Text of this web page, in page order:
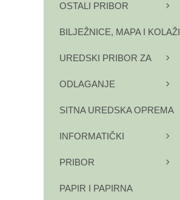
OSTALI PRIBOR
BILJEŽNICE, MAPA I KOLAŽI
UREDSKI PRIBOR ZA
ODLAGANJE
SITNA UREDSKA OPREMA
INFORMATIČKI
PRIBOR
PAPIR I PAPIRNA